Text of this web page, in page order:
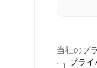
当社のプ
プラ